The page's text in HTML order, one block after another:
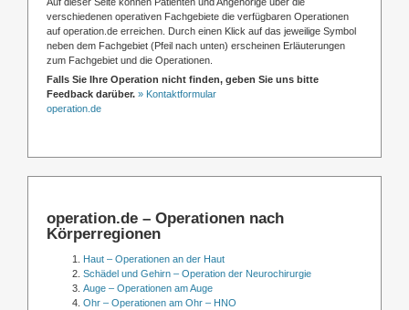
verschiedenen operativen Fachgebiete die verfügbaren Operationen
auf operation.de erreichen. Durch einen Klick auf das jeweilige Symbol
neben dem Fachgebiet (Pfeil nach unten) erscheinen Erläuterungen
zum Fachgebiet und die Operationen.
Falls Sie Ihre Operation nicht finden, geben Sie uns bitte
Feedback darüber. » Kontaktformular
operation.de
operation.de – Operationen nach
Körperregionen
Haut – Operationen an der Haut
Schädel und Gehirn – Operation der Neurochirurgie
Auge – Operationen am Auge
Ohr – Operationen am Ohr – HNO